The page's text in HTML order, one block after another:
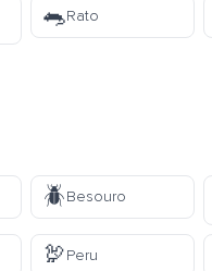
🐀Rato
🪲Besouro
🦃Peru